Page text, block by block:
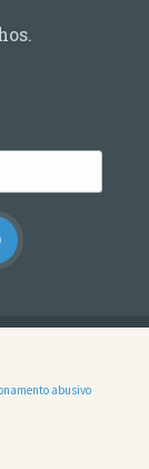
abusivo